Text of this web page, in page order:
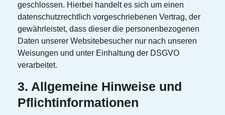
geschlossen. Hierbei handelt es sich um einen
datenschutzrechtlich vorgeschriebenen Vertrag, der
gewährleistet, dass dieser die personenbezogenen
Daten unserer Websitebesucher nur nach unseren
Weisungen und unter Einhaltung der DSGVO
verarbeitet.
3. Allgemeine Hinweise und
Pflicht­informationen